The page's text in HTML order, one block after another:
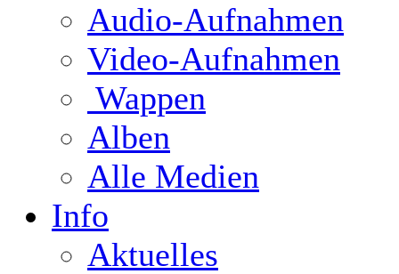
Audio-Aufnahmen
Video-Aufnahmen
Wappen
Alben
Alle Medien
Info
Aktuelles